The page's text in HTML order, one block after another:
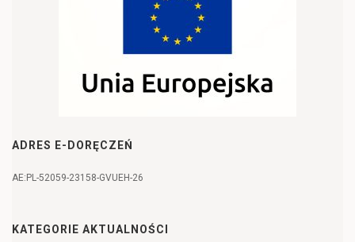
ADRES E-DORĘCZEŃ
AE:PL-52059-23158-GVUEH-26
KATEGORIE AKTUALNOŚCI